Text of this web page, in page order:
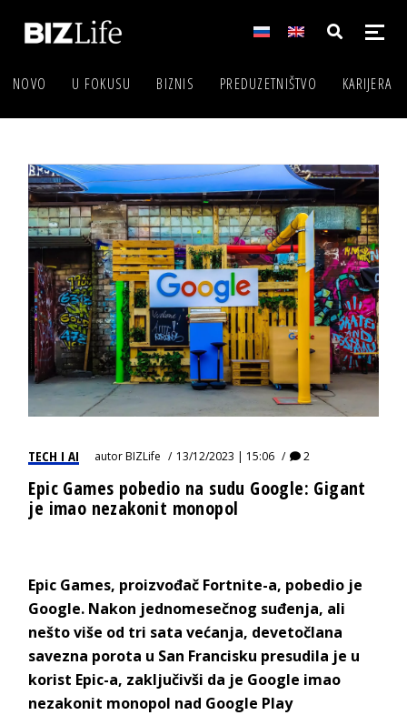
NOVO U FOKUSU BIZNIS PREDUZETNIŠTVO KARIJERA
TECH I AI autorBIZLife 13/12/2023 | 15:06 2
Epic Games pobedio na sudu Google: Gigant
je imao nezakonit monopol
Epic Games, proizvođač Fortnite-a, pobedio je
Google. Nakon jednomesečnog suđenja, ali
nešto više od tri sata većanja, devetočlana
savezna porota u San Francisku presudila je u
korist Epic-a, zaključivši da je Google imao
nezakonit monopol nad Google Play